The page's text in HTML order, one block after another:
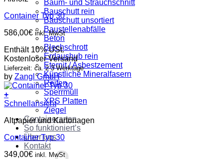
Baum- und Strauchschnitt
Bauschutt rein
Bauschutt unsortiert
Baustellenabfälle
Beton
Blechschrott
Erdaushub rein
Eternit / Asbestzement
Künstliche Mineralfasern
Reifen
Sperrmüll
XPS Platten
Ziegel
Containerarten
So funktioniert’s
Über uns
Kontakt
Container Typ 30
586,00€ inkl. MwSt
Enthält 10% USt.
Kostenloser Versand
Lieferzeit: ca. 2-3 Werktage
by Zangl GmbH
+
Schnellansicht
Altpapier und Kartonagen
Container Typ 30
349,00€ inkl. MwSt